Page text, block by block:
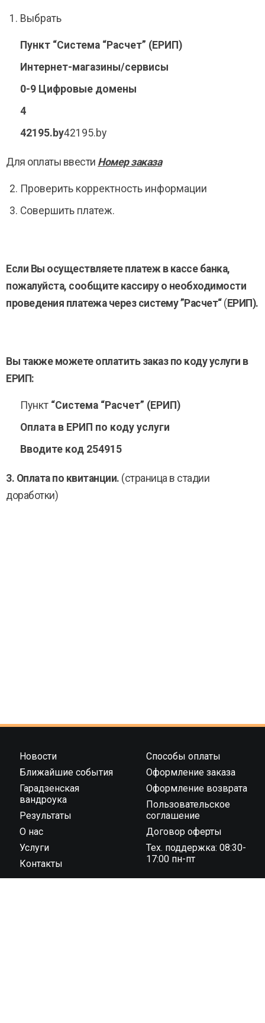
Выбрать
Пункт “Система “Расчет” (ЕРИП)
Интернет-магазины/сервисы
0-9 Цифровые домены
4
42195.by42195.by
Для оплаты ввести Номер заказа
Проверить корректность информации
Совершить платеж.
Если Вы осуществляете платеж в кассе банка,
пожалуйста, сообщите кассиру о необходимости
проведения платежа через систему ”Расчет“( ЕРИП).
Вы также можете оплатить заказпо коду услуги в
ЕРИП:
Пункт “Система “Расчет” (ЕРИП)
Оплата в ЕРИП по коду услуги
Вводите код 254915
3. Оплата по квитанции. (страница в стадии
доработки)
Новости
Ближайшие события
Гарадзенская
вандроука
Результаты
О нас
Услуги
Контакты
Способы оплаты
Оформление заказа
Оформление возврата
Пользовательское
соглашение
Договор оферты
Тех. поддержка: 08:30-
17:00 пн-пт